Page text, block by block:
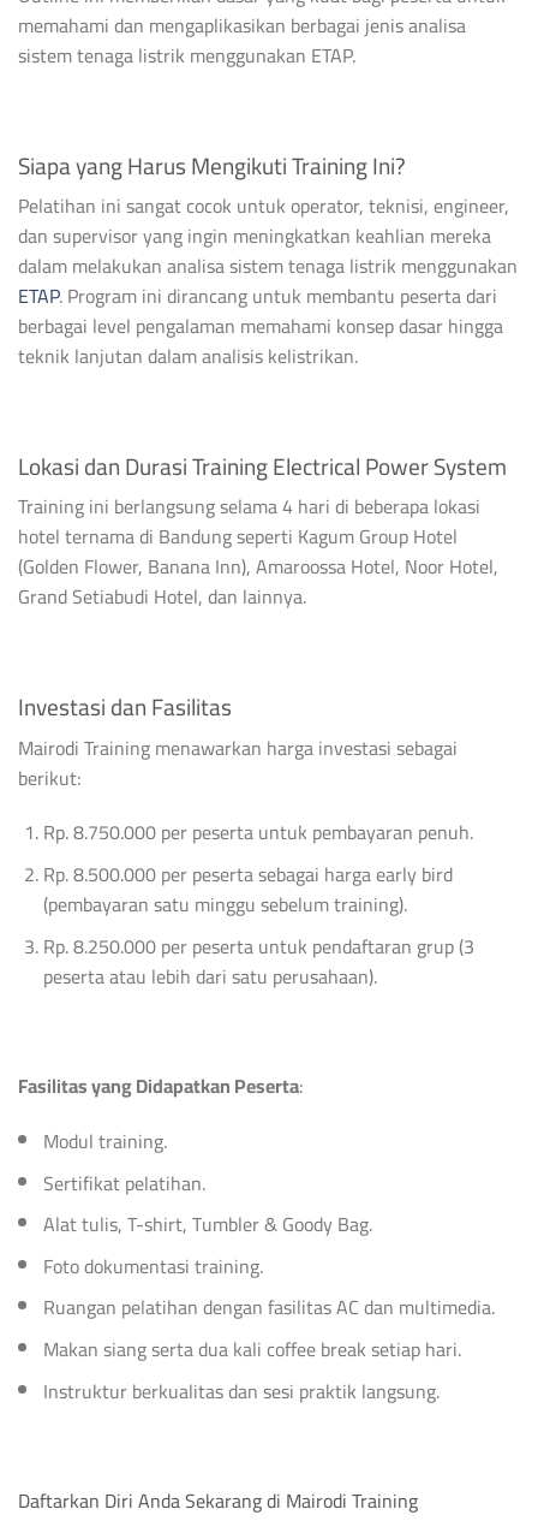
memahami dan mengaplikasikan berbagai jenis analisa
sistem tenaga listrik menggunakan ETAP.
Siapa yang Harus Mengikuti Training Ini?
Pelatihan ini sangat cocok untuk operator, teknisi, engineer,
dan supervisor yang ingin meningkatkan keahlian mereka
dalam melakukan analisa sistem tenaga listrik menggunakan
ETAP. Program ini dirancang untuk membantu peserta dari
berbagai level pengalaman memahami konsep dasar hingga
teknik lanjutan dalam analisis kelistrikan.
Lokasi dan Durasi Training Electrical Power System
Training ini berlangsung selama 4 hari di beberapa lokasi
hotel ternama di Bandung seperti Kagum Group Hotel
(Golden Flower, Banana Inn), Amaroossa Hotel, Noor Hotel,
Grand Setiabudi Hotel, dan lainnya.
Investasi dan Fasilitas
Mairodi Training menawarkan harga investasi sebagai
berikut:
Rp. 8.750.000 per peserta untuk pembayaran penuh.
Rp. 8.500.000 per peserta sebagai harga early bird
(pembayaran satu minggu sebelum training).
Rp. 8.250.000 per peserta untuk pendaftaran grup (3
peserta atau lebih dari satu perusahaan).
Fasilitas yang Didapatkan Peserta:
Modul training.
Sertifikat pelatihan.
Alat tulis, T-shirt, Tumbler & Goody Bag.
Foto dokumentasi training.
Ruangan pelatihan dengan fasilitas AC dan multimedia.
Makan siang serta dua kali coffee break setiap hari.
Instruktur berkualitas dan sesi praktik langsung.
Daftarkan Diri Anda Sekarang di Mairodi Training